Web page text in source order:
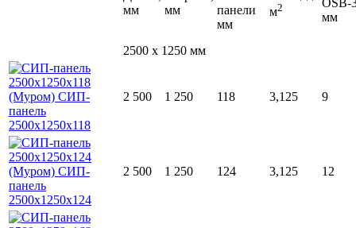
мм
мм
панели
мм
м2
мм
2500 x 1250 мм
2 500 1 250 118 3,125 9
2 500 1 250 124 3,125 12